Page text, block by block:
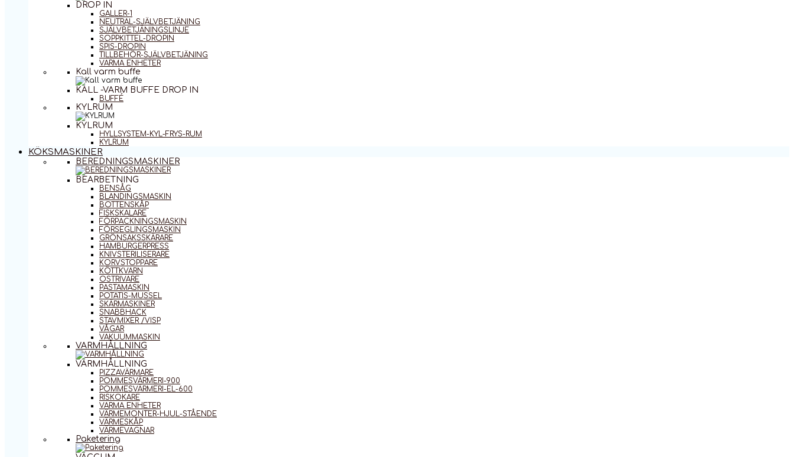
DROP IN
GALLER-1
NEUTRAL-SJÄLVBETJÄNING
SJÄLVBETJÄNINGSLINJE
SOPPKITTEL-DROPIN
SPIS-DROPIN
TILLBEHÖR-SJÄLVBETJÄNING
VARMA ENHETER
Kall varm buffe
KALL -VARM BUFFE DROP IN
BUFFÉ
KYLRUM
KYLRUM
HYLLSYSTEM-KYL-FRYS-RUM
KYLRUM
KÖKSMASKINER
BEREDNINGSMASKINER
BEARBETNING
BENSÅG
BLANDINGSMASKIN
BOTTENSKÅP
FISKSKALARE
FÖRPACKNINGSMASKIN
FÖRSEGLINGSMASKIN
GRÖNSAKSSKÄRARE
HAMBURGERPRESS
KNIVSTERILISERARE
KORVSTOPPARE
KÖTTKVARN
OSTRIVARE
PASTAMASKIN
POTATIS-MUSSEL
SKÄRMASKINER
SNABBHACK
STAVMIXER /VISP
VÅGAR
VAKUUMMASKIN
VARMHÅLLNING
VARMHÅLLNING
PIZZAVÄRMARE
POMMESVÄRMERI-900
POMMESVÄRMERI-EL-600
RISKOKARE
VARMA ENHETER
VÄRMEMONTER-HJUL-STÅENDE
VÄRMESKÅP
VÄRMEVAGNAR
Paketering